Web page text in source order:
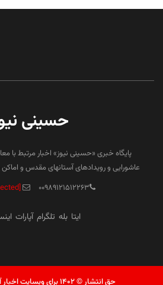
حسینی
پایگاه خبری «حسینی نیوز» اخبار مرتبط با
عاشورایی و رویدادهای آستانهای مقدس و
۰۰۹۸۹۱۲۱۵۱۲۲۶۳
[email protected]
ایتا بله تلگرام آپارات
حق انتشار © ۱۴۰۲ برای وبسایت اخبار آشورا محفوظ است